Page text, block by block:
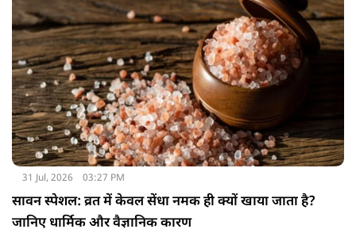
31 Jul, 2026 03:27 PM
सावन स्पेशल: व्रत में केवल सेंधा नमक ही क्यों खाया जाता है?
जानिए धार्मिक और वैज्ञानिक कारण